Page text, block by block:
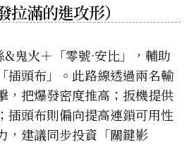
拉滿的進攻形）
鬼火＋「零號·安比」，輔助
插頭布」。此路線透過兩名輸
，把爆發密度推高；扳機提供
插頭布則偏向提高連鎖可用性
，建議同步投資「關鍵影